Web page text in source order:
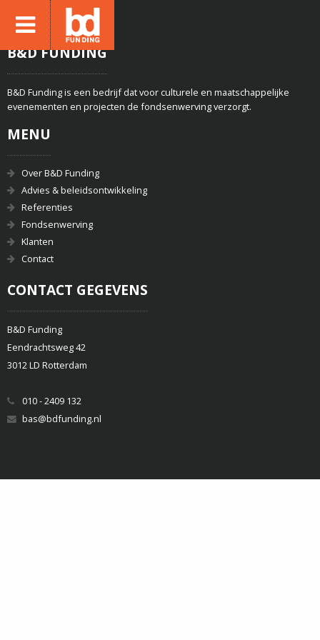
B&D FUNDING
B&D Funding is een bedrijf dat voor culturele en maatschappelijke
evenementen en projecten de fondsenwerving verzorgt.
MENU
Over B&D Funding
Advies & beleidsontwikkeling
Referenties
Fondsenwerving
Klanten
Contact
CONTACT GEGEVENS
B&D Funding
Eendrachtsweg 42
3012 LD Rotterdam
010 - 2409 132
bas@bdfunding.nl